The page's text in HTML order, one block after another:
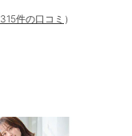
315件の口コミ ）